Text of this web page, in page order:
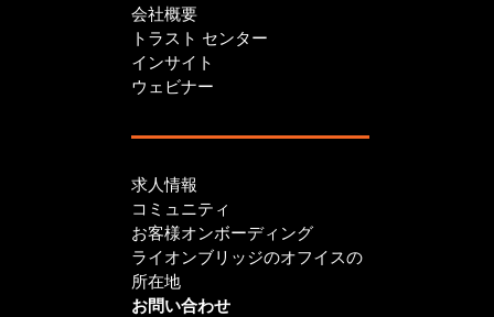
会社概要
トラスト センター
インサイト
ウェビナー
求人情報
コミュニティ
お客様オンボーディング
ライオンブリッジのオフイスの
所在地
お問い合わせ